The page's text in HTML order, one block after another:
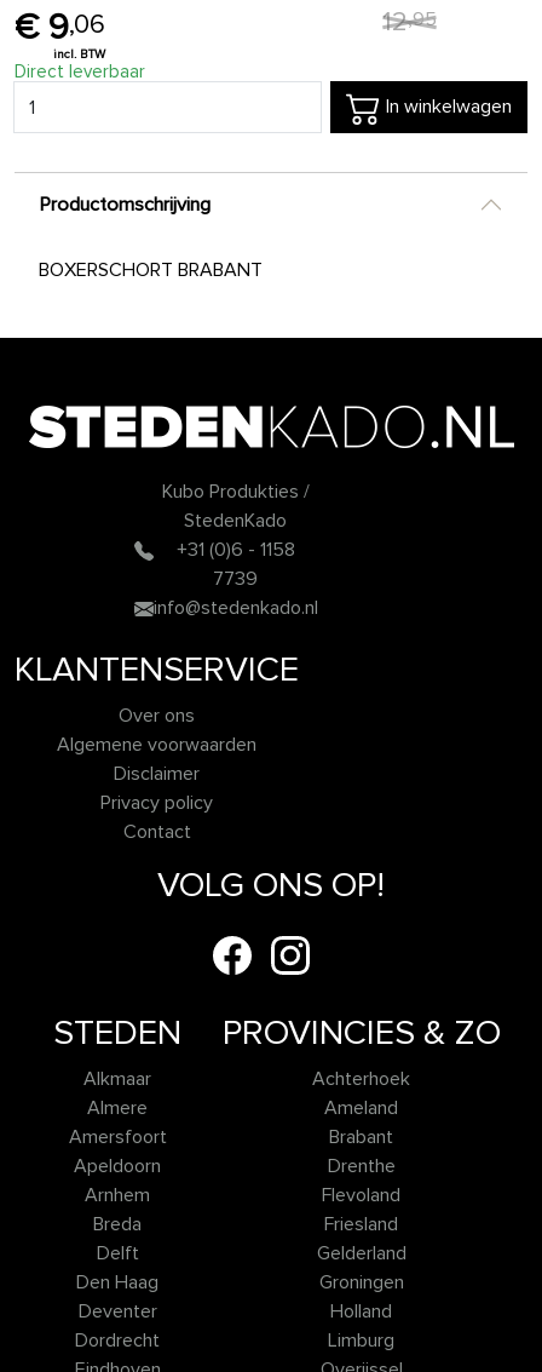
9,06 12,95
Direct leverbaar
In winkelwagen
Productomschrijving
BOXERSCHORT BRABANT
Kubo Produkties /
StedenKado
+31 (0)6 - 1158
7739
info@stedenkado.nl
KLANTENSERVICE
Over ons
Algemene voorwaarden
Disclaimer
Privacy policy
Contact
STEDEN
Alkmaar
Almere
Amersfoort
Apeldoorn
Arnhem
Breda
Delft
Den Haag
Deventer
Dordrecht
PROVINCIES & ZO
Achterhoek
Ameland
Brabant
Drenthe
Flevoland
Friesland
Gelderland
Groningen
Holland
Limburg
VOLG ONS OP!